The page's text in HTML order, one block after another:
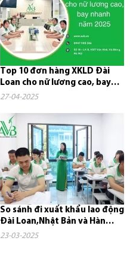
Top 10 đơn hàng XKLD Đài
Loan cho nữ lương cao, bay
nhanh năm 2025
27-04-2025
So sánh đi xuất khẩu lao động
Đài Loan,Nhật Bản và Hàn
Quốc
23-03-2025